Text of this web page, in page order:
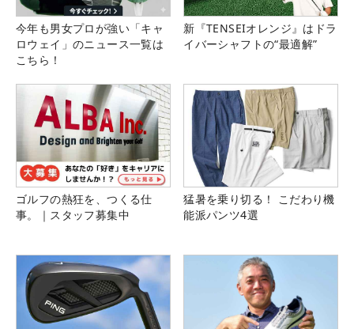
今年も男女プロが強い「キャ
ロウェイ」のニュース一覧は
こちら！
新『TENSEIオレンジ』はドラ
イバーシャフトの“最適解”
ゴルフの熱狂を、つくる仕
事。｜スタッフ募集中
猛暑を乗り切る！ こだわり機
能派パンツ4選